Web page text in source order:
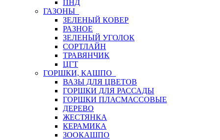
ПНД
ГАЗОНЫ
ЗЕЛЕНЫЙ КОВЕР
РАЗНОЕ
ЗЕЛЕНЫЙ УГОЛОК
СОРТЛАЙН
ТРАВЯНЧИК
ЦГТ
ГОРШКИ, КАШПО
ВАЗЫ ДЛЯ ЦВЕТОВ
ГОРШКИ ДЛЯ РАССАДЫ
ГОРШКИ ПЛАСМАССОВЫЕ
ДЕРЕВО
ЖЕСТЯНКА
КЕРАМИКА
ЗООКАШПО